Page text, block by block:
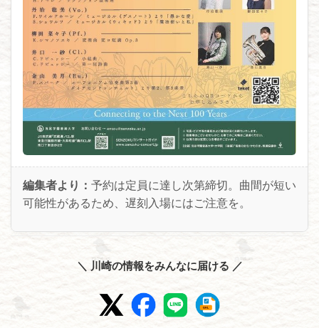
編集者より： 予約は定員に達し次第締切。曲間が短い
可能性があるため、遅刻入場にはご注意を。
＼ 川崎の情報をみんなに届ける ／